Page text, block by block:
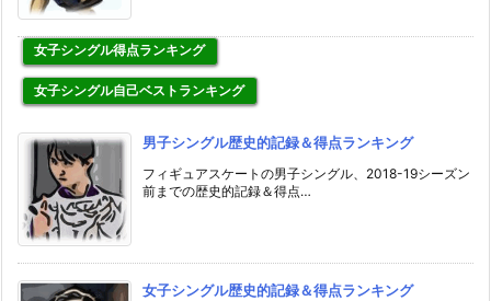
女子シングル得点ランキング
女子シングル自己ベストランキング
男子シングル歴史的記録＆得点ランキング
フィギュアスケートの男子シングル、2018-19シーズン
前までの歴史的記録＆得点…
女子シングル歴史的記録＆得点ランキング